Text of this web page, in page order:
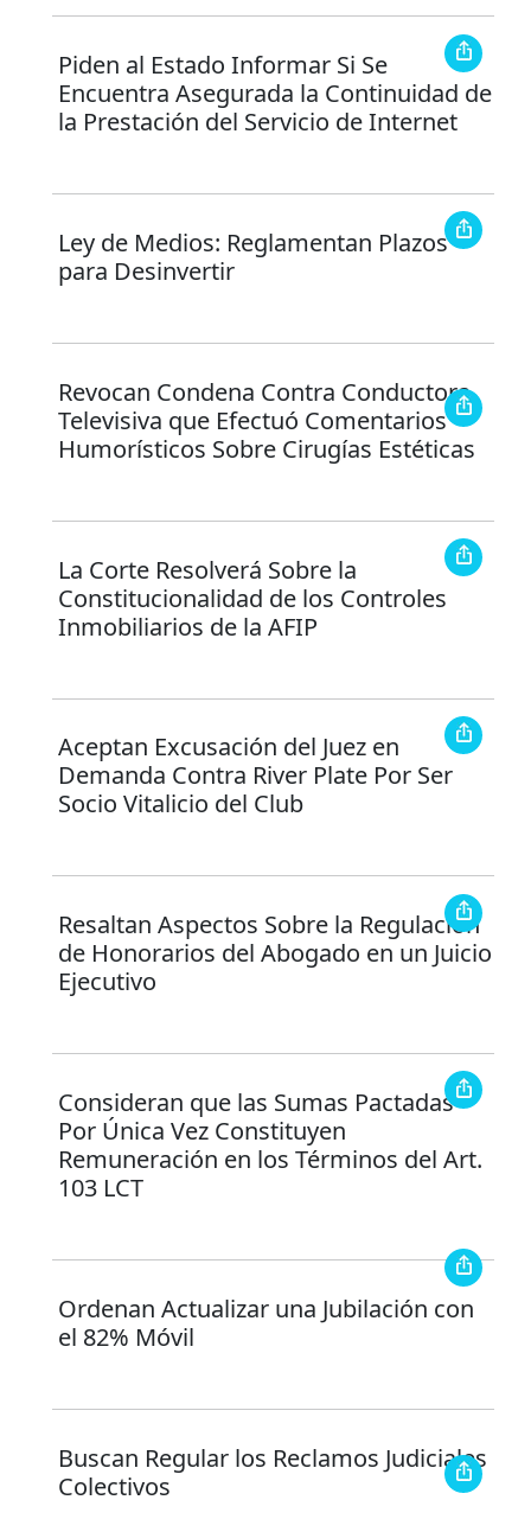
Piden al Estado Informar Si Se
Encuentra Asegurada la Continuidad de
la Prestación del Servicio de Internet
Ley de Medios: Reglamentan Plazos
para Desinvertir
Revocan Condena Contra Conductora
Televisiva que Efectuó Comentarios
Humorísticos Sobre Cirugías Estéticas
La Corte Resolverá Sobre la
Constitucionalidad de los Controles
Inmobiliarios de la AFIP
Aceptan Excusación del Juez en
Demanda Contra River Plate Por Ser
Socio Vitalicio del Club
Resaltan Aspectos Sobre la Regulación
de Honorarios del Abogado en un Juicio
Ejecutivo
Consideran que las Sumas Pactadas
Por Única Vez Constituyen
Remuneración en los Términos del Art.
103 LCT
Ordenan Actualizar una Jubilación con
el 82% Móvil
Buscan Regular los Reclamos Judiciales
Colectivos